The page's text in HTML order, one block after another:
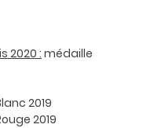
nos propositions
Vous pouvez vous
2020 : médaille
2019
2019